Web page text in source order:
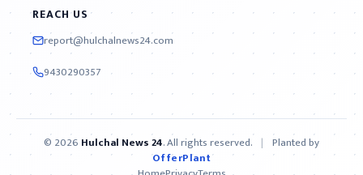
REACH US
report@hulchalnews24.com
9430290357
© 2026 Hulchal News 24. All rights reserved. | Planted by
OfferPlant